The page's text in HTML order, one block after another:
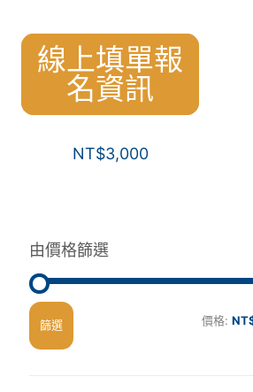
線上填單報
名資訊
NT$3,000
由價格篩選
最
價
最
價
篩選 價格: